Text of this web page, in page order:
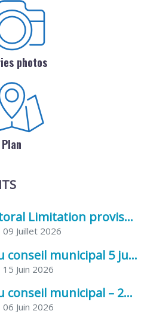
photos
Plan
Arrêté préfectoral Limitation provisoire des usages de l’eau
09 Juillet 2026
Compte rendu conseil municipal 5 juin 2026 sénatoriale
Juin 2026
Compte rendu conseil municipal – 21 avril 2026
Juin 2026